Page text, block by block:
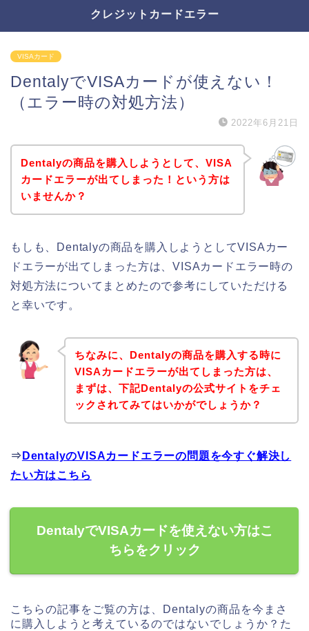
クレジットカードエラー
VISAカード
DentalyでVISAカードが使えない！
（エラー時の対処方法）
2022年6月21日
Dentalyの商品を購入しようとして、VISA
カードエラーが出てしまった！という方は
いませんか？
もしも、Dentalyの商品を購入しようとしてVISAカー
ドエラーが出てしまった方は、VISAカードエラー時の
対処方法についてまとめたので参考にしていただける
と幸いです。
ちなみに、Dentalyの商品を購入する時に
VISAカードエラーが出てしまった方は、
まずは、下記Dentalyの公式サイトをチェ
ックされてみてはいかがでしょうか？
⇒ DentalyのVISAカードエラーの問題を今すぐ解決し
たい方はこちら
DentalyでVISAカードを使えない方はこ
ちらをクリック
こちらの記事をご覧の方は、Dentalyの商品を今まさ
に購入しようと考えているのではないでしょうか？た